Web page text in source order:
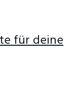
für deine